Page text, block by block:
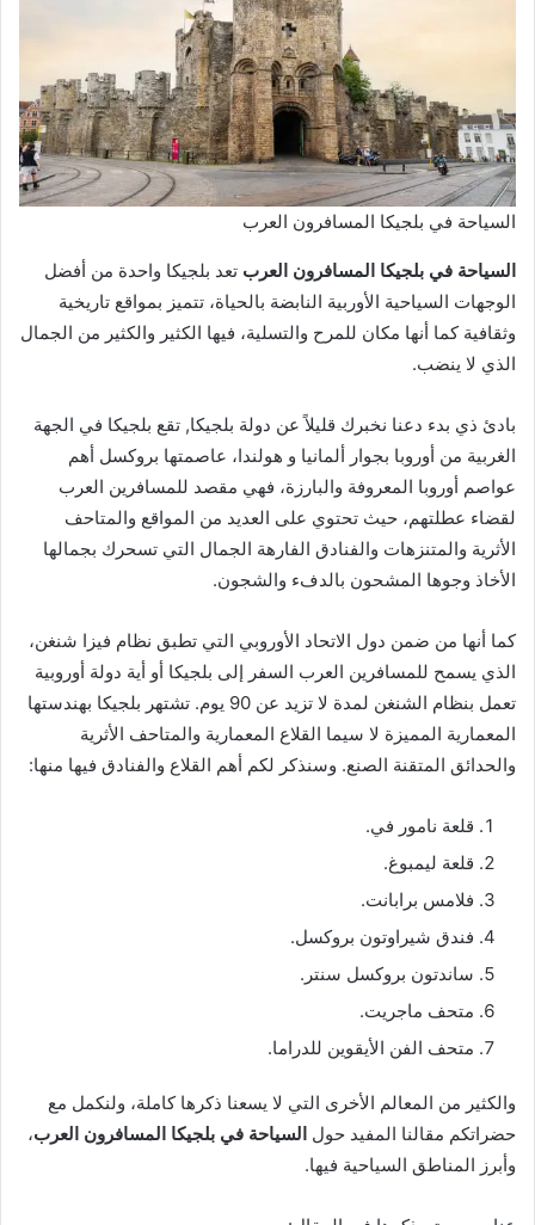
السياحة في بلجيكا المسافرون العرب
السياحة في بلجيكا المسافرون العرب تعد بلجيكا واحدة من أفضل
الوجهات السياحية الأوربية النابضة بالحياة، تتميز بمواقع تاريخية
وثقافية كما أنها مكان للمرح والتسلية، فيها الكثير والكثير من الجمال
الذي لا ينضب.
بادئ ذي بدء دعنا نخبرك قليلاً عن دولة بلجيكا, تقع بلجيكا في الجهة
الغربية من أوروبا بجوار ألمانيا و هولندا، عاصمتها بروكسل أهم
عواصم أوروبا المعروفة والبارزة، فهي مقصد للمسافرين العرب
لقضاء عطلتهم، حيث تحتوي على العديد من المواقع والمتاحف
الأثرية والمتنزهات والفنادق الفارهة الجمال التي تسحرك بجمالها
الأخاذ وجوها المشحون بالدفء والشجون.
كما أنها من ضمن دول الاتحاد الأوروبي التي تطبق نظام فيزا شنغن،
الذي يسمح للمسافرين العرب السفر إلى بلجيكا أو أية دولة أوروبية
تعمل بنظام الشنغن لمدة لا تزيد عن 90 يوم. تشتهر بلجيكا بهندستها
المعمارية المميزة لا سيما القلاع المعمارية والمتاحف الأثرية
والحدائق المتقنة الصنع. وسنذكر لكم أهم القلاع والفنادق فيها منها:
قلعة نامور في.
قلعة ليمبوغ.
فلامس برابانت.
فندق شيراوتون بروكسل.
ساندتون بروكسل سنتر.
متحف ماجريت.
متحف الفن الأيقوين للدراما.
والكثير من المعالم الأخرى التي لا يسعنا ذكرها كاملة، ولنكمل مع
حضراتكم مقالنا المفيد حول السياحة في بلجيكا المسافرون العرب،
وأبرز المناطق السياحية فيها.